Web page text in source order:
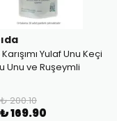
Yulaf Unu Keçi
Unu ve Ruşeymli
₺ 200.10
₺ 169.90